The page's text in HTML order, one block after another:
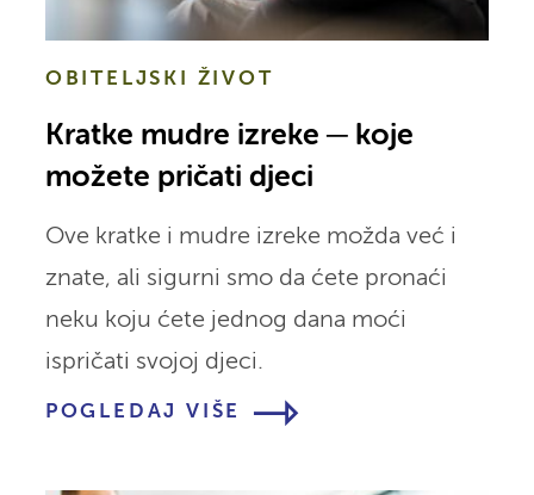
OBITELJSKI ŽIVOT
Kratke mudre izreke ─ koje
možete pričati djeci
Ove kratke i mudre izreke možda već i
znate, ali sigurni smo da ćete pronaći
neku koju ćete jednog dana moći
ispričati svojoj djeci.
POGLEDAJ VIŠE